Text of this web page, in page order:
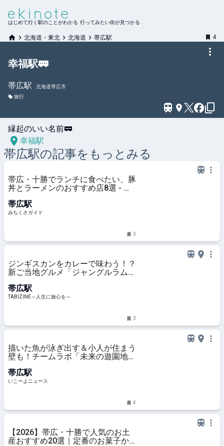
はじめて行く駅のことがわかる 行ってみたい街が見つかる
北海道・東北 北海道 帯広駅 4
幸福駅🚃
帯広駅
北海道帯広市
旅行
縁起のいい名前🚃
幸福駅
帯広駅の記事をもっとみる
帯広・十勝でランチに食べたい、豚
丼とラーメンのおすすめ店8選 - み
帯広駅
みちくさガイド
3
ジンギスカンをカレーで味わう！？
新ご当地グルメ「ジャングルラムカ
を～
帯広駅
TABIZINE～人生に旅心を～
3
描いた魚が泳ぎ出す＆小人が住まう
壁も！チームラボ「未来の遊園地」
帯広駅
いこーよニュース
4
【2026】帯広・十勝で人気のお土
産おすすめ20選｜定番のお菓子か